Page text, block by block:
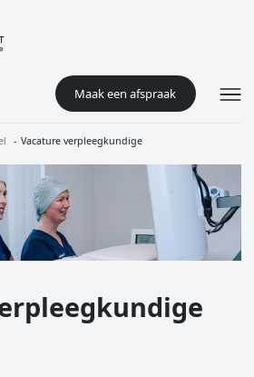
Maak een afspraak
Vacature verpleegkundige